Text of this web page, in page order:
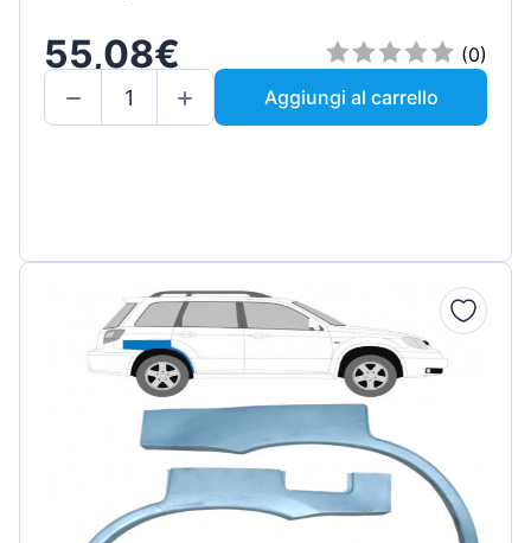
55,08€
(0)
Aggiungi al carrello